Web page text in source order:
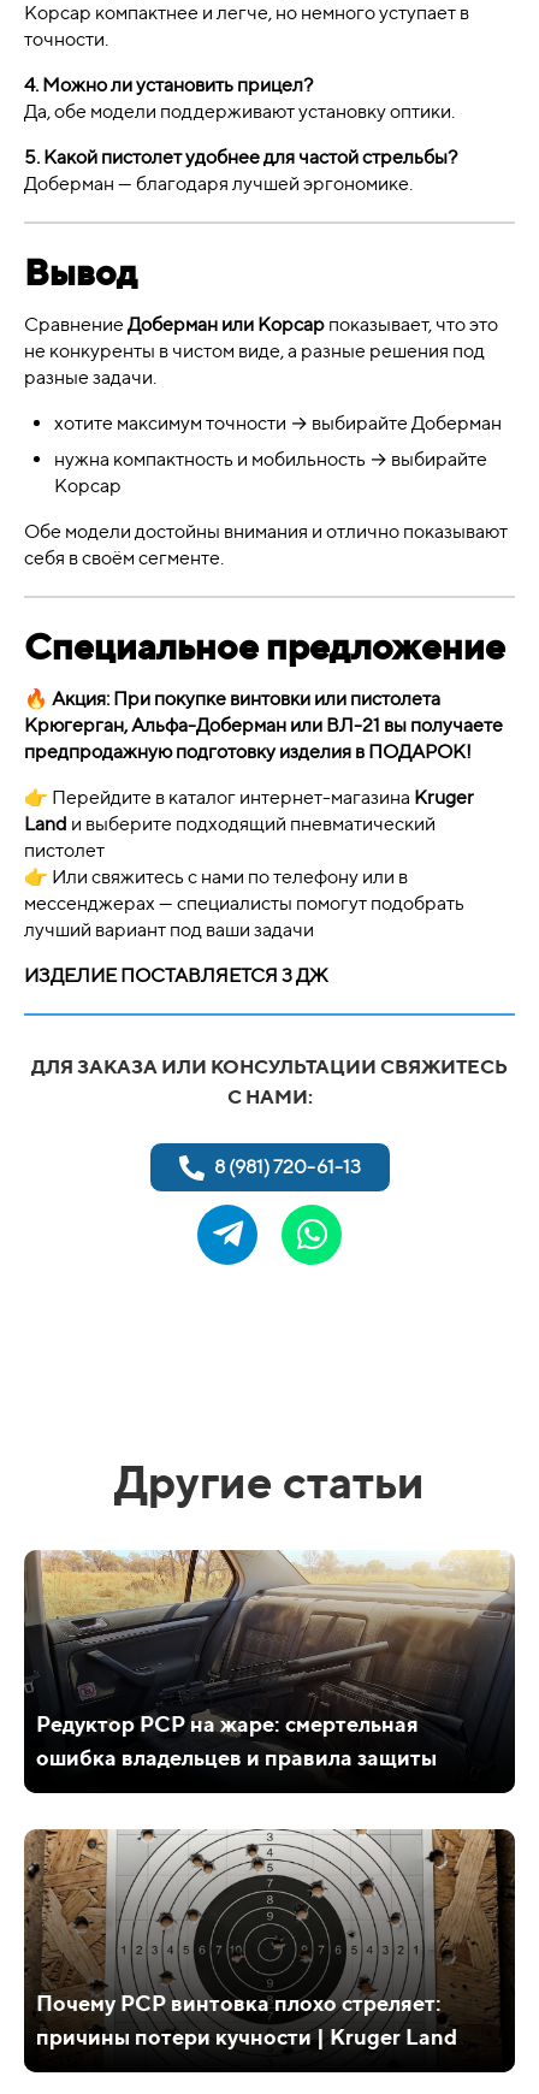
Корсар компактнее и легче, но немного уступает в
точности.
4. Можно ли установить прицел?
Да, обе модели поддерживают установку оптики.
5. Какой пистолет удобнее для частой стрельбы?
Доберман — благодаря лучшей эргономике.
Вывод
Сравнение Доберман или Корсар показывает, что это
не конкуренты в чистом виде, а разные решения под
разные задачи.
хотите максимум точности → выбирайте Доберман
нужна компактность и мобильность → выбирайте
Корсар
Обе модели достойны внимания и отлично показывают
себя в своём сегменте.
Специальное предложение
🔥 Акция: При покупке винтовки или пистолета
Крюгерган, Альфа-Доберман или ВЛ-21 вы получаете
предпродажную подготовку изделия в ПОДАРОК!
👉 Перейдите в каталог интернет-магазина Kruger
Land и выберите подходящий пневматический
пистолет
👉 Или свяжитесь с нами по телефону или в
мессенджерах — специалисты помогут подобрать
лучший вариант под ваши задачи
ИЗДЕЛИЕ ПОСТАВЛЯЕТСЯ 3 ДЖ
ДЛЯ ЗАКАЗА ИЛИ КОНСУЛЬТАЦИИ СВЯЖИТЕСЬ
С НАМИ:
8 (981) 720-61-13
Другие статьи
Редуктор PCP на жаре: смертельная
ошибка владельцев и правила защиты
Почему PCP винтовка плохо стреляет:
причины потери кучности | Kruger Land